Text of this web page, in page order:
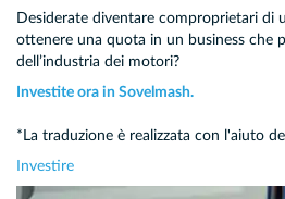
Desiderate diventare comproprietari di
ottenere una quota in un business che
dell’industria dei motori?
Investite ora in Sovelmash.
*La traduzione è realizzata con l'aiuto
Investire